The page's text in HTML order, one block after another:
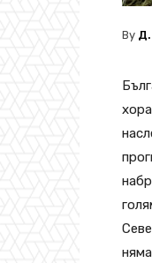
By Д.